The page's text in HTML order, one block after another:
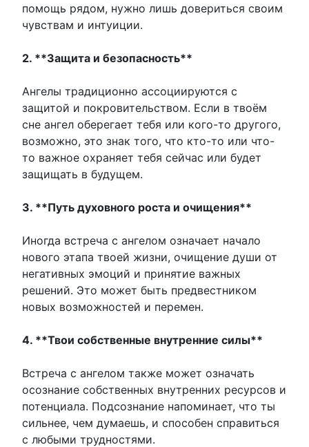
помощь рядом, нужно лишь довериться своим
чувствам и интуиции.
2. **Защита и безопасность**
Ангелы традиционно ассоциируются с
защитой и покровительством. Если в твоём
сне ангел оберегает тебя или кого-то другого,
возможно, это знак того, что кто-то или что-
то важное охраняет тебя сейчас или будет
защищать в будущем.
3. **Путь духовного роста и очищения**
Иногда встреча с ангелом означает начало
нового этапа твоей жизни, очищение души от
негативных эмоций и принятие важных
решений. Это может быть предвестником
новых возможностей и перемен.
4. **Твои собственные внутренние силы**
Встреча с ангелом также может означать
осознание собственных внутренних ресурсов и
потенциала. Подсознание напоминает, что ты
сильнее, чем думаешь, и способен справиться
с любыми трудностями.